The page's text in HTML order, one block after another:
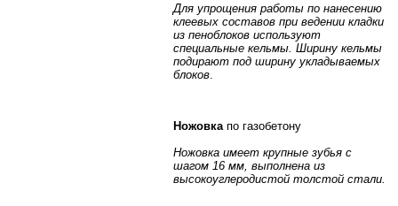
Для упрощения работы по нанесению
клеевых составов при ведении кладки
из пеноблоков используют
специальные кельмы. Ширину кельмы
подирают под ширину укладываемых
блоков
Ножовка по газобетону
Ножовка имеет крупные зубья с
шагом 16 мм, выполнена из
высокоуглеродистой толстой стали.